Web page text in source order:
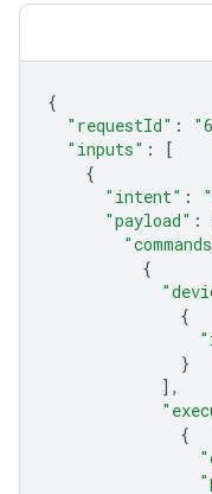
{
"requestId" :
"inputs" :
[
{
"intent" :
"payload" :
{
{
}
],
{